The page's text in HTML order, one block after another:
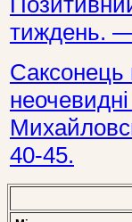
тиждень.
Саксонець
40-45.